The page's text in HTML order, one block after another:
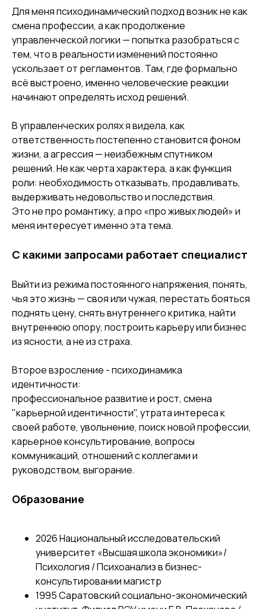
Для меня психодинамический подход возник не как
смена профессии, а как продолжение
управленческой логики — попытка разобраться с
тем, что в реальности изменений постоянно
ускользает от регламентов. Там, где формально
всё выстроено, именно человеческие реакции
начинают определять исход решений.
В управленческих ролях я видела, как
ответственность постепенно становится фоном
жизни, а агрессия — неизбежным спутником
решений. Не как черта характера, а как функция
роли: необходимость отказывать, продавливать,
выдерживать недовольство и последствия.
Это не про романтику, а про «про живых людей» и
меня интересует именно эта тема.
С какими запросами работает специалист
Выйти из режима постоянного напряжения, понять,
чья это жизнь — своя или чужая, перестать бояться
поднять цену, снять внутреннего критика, найти
внутреннюю опору, построить карьеру или бизнес
из ясности, а не из страха.
Второе взросление - психодинамика
идентичности:
профессиональное развитие и рост, смена
"карьерной идентичности", утрата интереса к
своей работе, увольнение, поиск новой профессии,
карьерное консультирование, вопросы
коммуникаций, отношений с коллегами и
руководством, выгорание.
Образование
2026 Национальный исследовательский
университет «Высшая школа экономики»/
Психология / Психоанализ в бизнес-
консультировании магистр
1995 Саратовский социально-экономический